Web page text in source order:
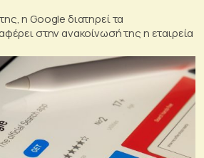
η Google διατηρεί τα
στην ανακοίνωσή της η εταιρεία